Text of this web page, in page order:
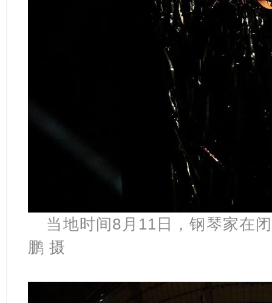
当地时间 8月11日，钢琴家在
鹏 摄